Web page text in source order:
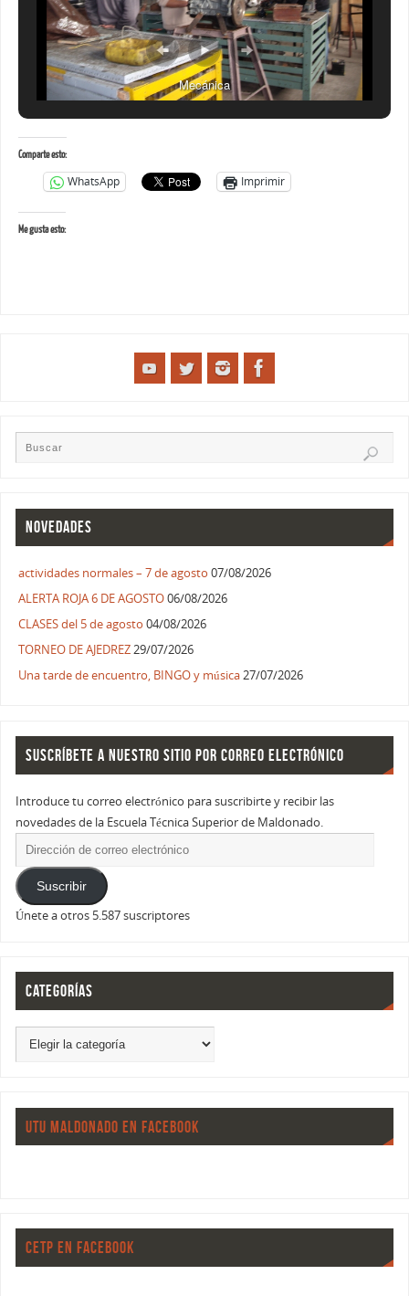
Mecánica
Comparte esto:
WhatsApp Imprimir
Me gusta esto:
NOVEDADES
actividades normales – 7 de agosto 07/08/2026
ALERTA ROJA 6 DE AGOSTO06/08/2026
CLASES del 5 de agosto 04/08/2026
TORNEO DE AJEDREZ29/07/2026
Una tarde de encuentro, BINGO y música27/07/2026
SUSCRÍBETE A NUESTRO SITIO POR CORREO ELECTRÓNICO
Introduce tu correo electrónico para suscribirte y recibir las
novedades de la Escuela Técnica Superior de Maldonado.
Suscribir
Únete a otros 5.587 suscriptores
CATEGORÍAS
UTU MALDONADO EN FACEBOOK
CETP EN FACEBOOK